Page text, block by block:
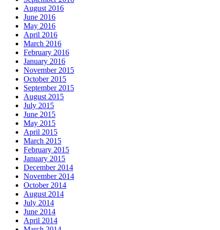
August 2016
June 2016
May 2016
April 2016
March 2016
February 2016
January 2016
November 2015
October 2015
September 2015
August 2015
July 2015
June 2015
May 2015
April 2015
March 2015
February 2015
January 2015
December 2014
November 2014
October 2014
August 2014
July 2014
June 2014
April 2014